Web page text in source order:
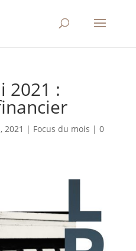
2021 :
2021 | Focus du mois | 0